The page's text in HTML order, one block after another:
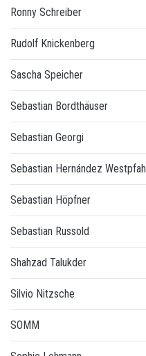
Ronny Schreiber
Rudolf Knickenberg
Sascha Speicher
Sebastian Bordthäuser
Sebastian Georgi
Sebastian Hernández Westpfahl
Sebastian Höpfner
Sebastian Russold
Shahzad Talukder
Silvio Nitzsche
SOMM